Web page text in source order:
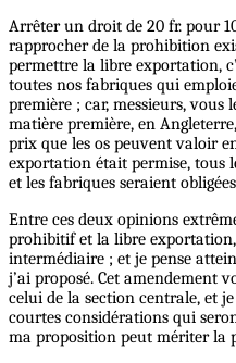
Arrêter un droit de 20 fr. pour
rapprocher de la prohibition
permettre la libre exportation,
toutes nos fabriques qui
première ; car, messieurs, vous
matière première, en
prix que les os peuvent valoir
exportation était permise, tous
et les fabriques seraient
Entre ces deux opinions
prohibitif et la libre
intermédiaire ; et je pense
j’ai proposé. Cet amendement
celui de la section centrale, et
courtes considérations qui
ma proposition peut mériter la